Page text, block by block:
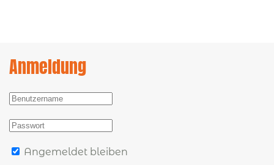
Anmeldung
Angemeldet bleiben